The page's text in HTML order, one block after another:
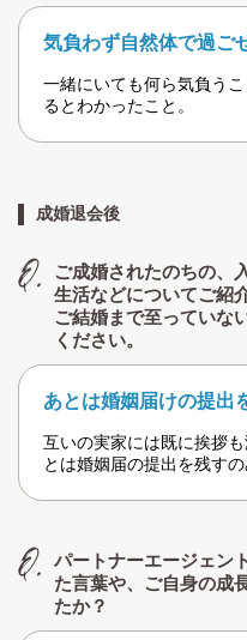
気負わず自然体で過ご
一緒にいても何ら気負う
るとわかったこと。
成婚退会後
ご成婚されたのちの、
生活などについてご紹
ご結婚まで至っていな
ください。
あとは婚姻届けの提出
互いの実家には既に挨拶
とは婚姻届の提出を残すの
パートナーエージェン
た言葉や、ご自身の成
たか？